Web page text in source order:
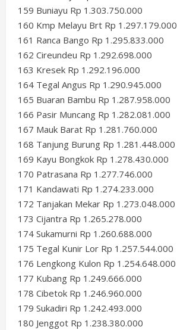
159 Buniayu Rp 1.303.750.000
160 Kmp Melayu Brt Rp 1.297.179.000
161 Ranca Bango Rp 1.295.833.000
162 Cireundeu Rp 1.292.698.000
163 Kresek Rp 1.292.196.000
164 Tegal Angus Rp 1.290.945.000
165 Buaran Bambu Rp 1.287.958.000
166 Pasir Muncang Rp 1.282.081.000
167 Mauk Barat Rp 1.281.760.000
168 Tanjung Burung Rp 1.281.448.000
169 Kayu Bongkok Rp 1.278.430.000
170 Patrasana Rp 1.277.746.000
171 Kandawati Rp 1.274.233.000
172 Tanjakan Mekar Rp 1.273.048.000
173 Cijantra Rp 1.265.278.000
174 Sukamurni Rp 1.260.688.000
175 Tegal Kunir Lor Rp 1.257.544.000
176 Lengkong Kulon Rp 1.254.648.000
177 Kubang Rp 1.249.666.000
178 Cibetok Rp 1.246.960.000
179 Sukadiri Rp 1.242.493.000
180 Jenggot Rp 1.238.380.000